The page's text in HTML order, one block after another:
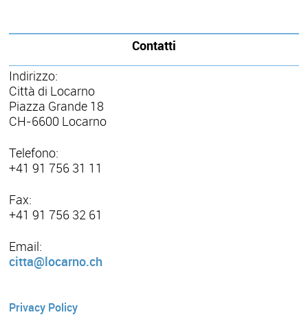
Contatti
Indirizzo:
Città di Locarno
Piazza Grande 18
CH-6600 Locarno
Telefono:
+41 91 756 31 11
Fax:
+41 91 756 32 61
Email:
citta@locarno.ch
Privacy Policy